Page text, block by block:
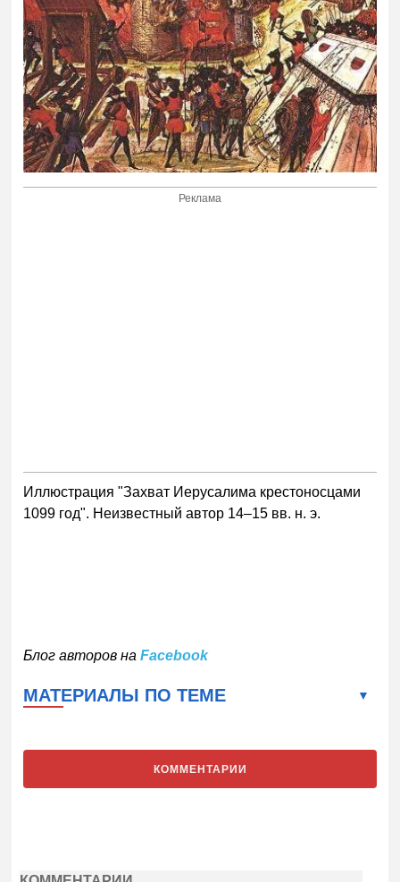
Реклама
Иллюстрация "Захват Иерусалима крестоносцами
1099 год". Неизвестный автор 14–15 вв. н. э.
Блог авторов наFacebook
МАТЕРИАЛЫ ПО ТЕМЕ
КОММЕНТАРИИ